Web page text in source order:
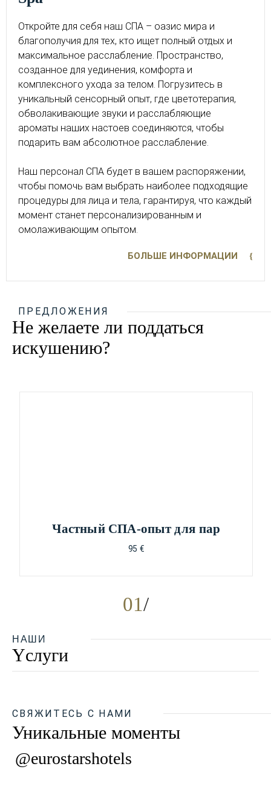
Откройте для себя наш СПА – оазис мира и
благополучия для тех, кто ищет полный отдых и
максимальное расслабление. Пространство,
созданное для уединения, комфорта и
комплексного ухода за телом. Погрузитесь в
уникальный сенсорный опыт, где цветотерапия,
обволакивающие звуки и расслабляющие
ароматы наших настоев соединяются, чтобы
подарить вам абсолютное расслабление.
Наш персонал СПА будет в вашем распоряжении,
чтобы помочь вам выбрать наиболее подходящие
процедуры для лица и тела, гарантируя, что каждый
момент станет персонализированным и
омолаживающим опытом.
БОЛЬШЕ ИНФОРМАЦИИ
ПРЕДЛОЖЕНИЯ
Не желаете ли поддаться
искушению?
01
Частный СПА-опыт для пар
95 €
НАШИ
Yслуги
СВЯЖИТЕСЬ С НАМИ
Уникальные моменты
@eurostarshotels